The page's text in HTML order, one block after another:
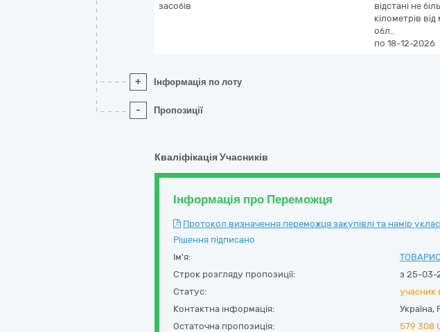
засобів
відстані не
кілометрів
обл..
по 18-12-2026
+ Інформація по лоту
- Пропозиції
Кваліфікація Учасників
Інформація про Переможця
Протокол визначення переможця закупівлі та намір
Рішення підписано
Ім'я:
Строк розгляду пропозиції:
з 25-03-
Статус:
учасник
Контактна інформація:
Україна,
Остаточна пропозиція:
579 308